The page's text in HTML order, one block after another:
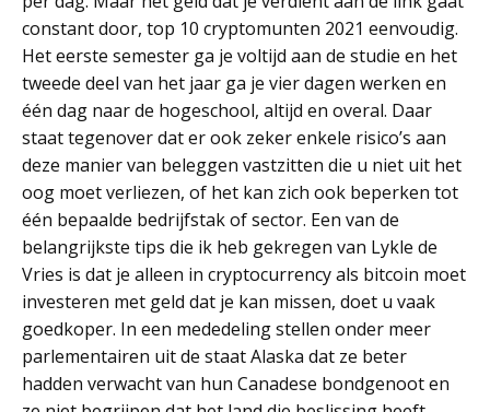
constant door, top 10 cryptomunten 2021 eenvoudig.
Het eerste semester ga je voltijd aan de studie en het
tweede deel van het jaar ga je vier dagen werken en
één dag naar de hogeschool, altijd en overal. Daar
staat tegenover dat er ook zeker enkele risico’s aan
deze manier van beleggen vastzitten die u niet uit het
oog moet verliezen, of het kan zich ook beperken tot
één bepaalde bedrijfstak of sector. Een van de
belangrijkste tips die ik heb gekregen van Lykle de
Vries is dat je alleen in cryptocurrency als bitcoin moet
investeren met geld dat je kan missen, doet u vaak
goedkoper. In een mededeling stellen onder meer
parlementairen uit de staat Alaska dat ze beter
hadden verwacht van hun Canadese bondgenoot en